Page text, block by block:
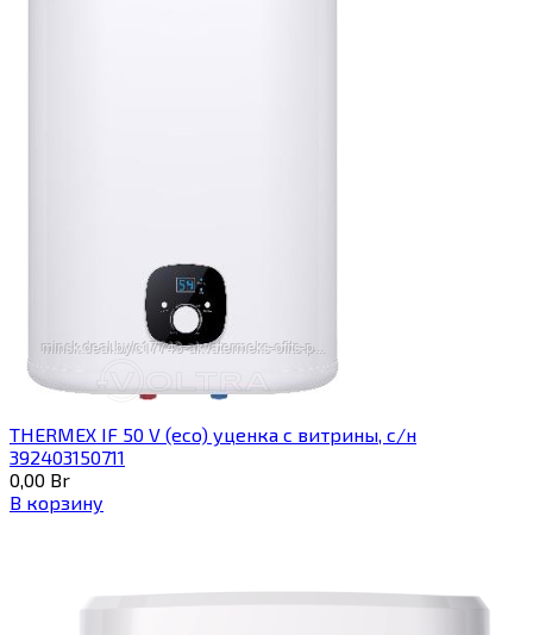
THERMEX IF 50 V (eco) уценка c витрины, с/н
392403150711
0,00 Br
В корзину